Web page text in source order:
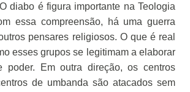
diabo é figura importante na Teologia
essa compreensão, há uma guerra
pensares religiosos. O que é real
esses grupos se legitimam a elaborar
poder. Em outra direção, os centros
de umbanda são atacados sem